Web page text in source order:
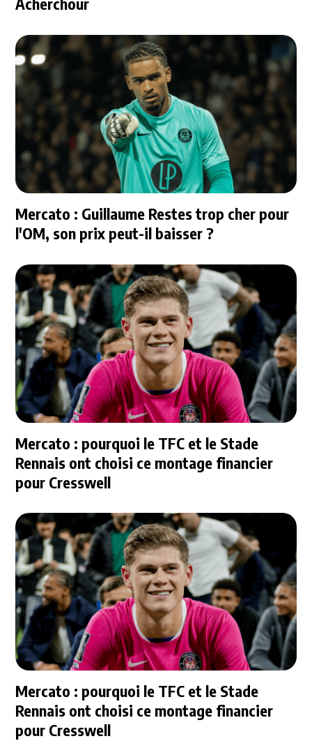
Mercato : Guillaume Restes trop cher pour
l'OM, son prix peut-il baisser ?
Mercato : pourquoi le TFC et le Stade
Rennais ont choisi ce montage financier
pour Cresswell
Mercato : pourquoi le TFC et le Stade
Rennais ont choisi ce montage financier
pour Cresswell